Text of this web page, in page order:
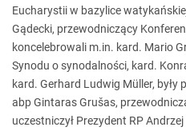
Eucharystii w bazylice
Gądecki, przewodniczący
koncelebrowali m.in. kard. Mario
Synodu o synodalności, kard.
kard. Gerhard Ludwig Müller, były
abp Gintaras Grušas,
uczestniczył Prezydent RP